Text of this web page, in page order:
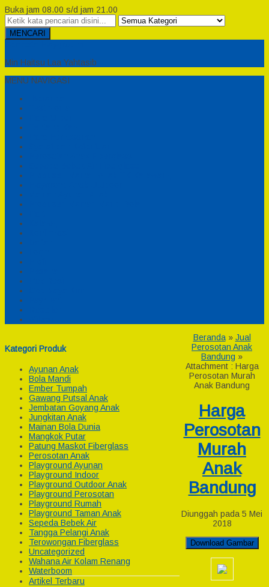
Buka jam 08.00 s/d jam 21.00
MENCARI
Min Haitsu Laa Yahtasib
MENU NAVIGASI
Kategori Produk
Ayunan Anak
Bola Mandi
Ember Tumpah
Gawang Putsal Anak
Jembatan Goyang Anak
Jungkitan Anak
Mainan Bola Dunia
Mangkok Putar
Patung Maskot Fiberglass
Perosotan Anak
Playground Ayunan
Playground Indoor
Playground Outdoor Anak
Playground Perosotan
Playground Rumah
Playground Taman Anak
Sepeda Bebek Air
Tangga Pelangi Anak
Terowongan Fiberglass
Uncategorized
Wahana Air Kolam Renang
Waterboom
Artikel Terbaru
Beranda» Jual
Perosotan Anak
Bandung »
Attachment : Harga
Perosotan Murah
Anak Bandung
Harga
Perosotan
Murah
Anak
Bandung
Diunggah pada 5 Mei
2018
Download Gambar